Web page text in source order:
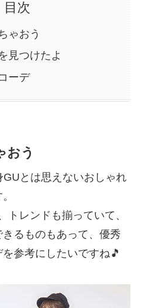
目次
ゃおう
見つけたよ
ーデ
おう
とは思えないおしゃれ
トレンドも揃っていて、
るものもあって、優秀
参考にしたいですね🎵